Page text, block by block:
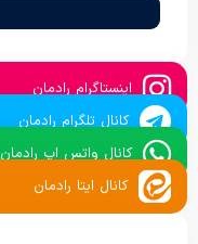
اینستاگرام رادمان
کانال تلگرام رادمان
کانال واتس اپ رادمان
کانال ایتا رادمان